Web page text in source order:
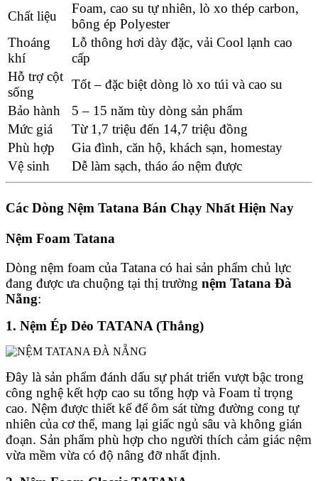
Chất liệu
Foam, cao su tự nhiên, lò xo thép carbon,
bông ép Polyester
Thoáng
khí
Lỗ thông hơi dày đặc, vải Cool lạnh cao
cấp
Hỗ trợ cột
sống
Tốt – đặc biệt dòng lò xo túi và cao su
Bảo hành
5 – 15 năm tùy dòng sản phẩm
Mức giá
Từ 1,7 triệu đến 14,7 triệu đồng
Phù hợp
Gia đình, căn hộ, khách sạn, homestay
Vệ sinh
Dễ làm sạch, tháo áo nệm được
Các Dòng Nệm Tatana Bán Chạy Nhất Hiện Nay
Nệm Foam Tatana
Dòng nệm foam của Tatana có hai sản phẩm chủ lực
đang được ưa chuộng tại thị trường nệm Tatana Đà
Nẵng:
1. Nệm Ép Dẻo TATANA (Thẳng)
Đây là sản phẩm đánh dấu sự phát triển vượt bậc trong
công nghệ kết hợp cao su tổng hợp và Foam tỉ trọng
cao. Nệm được thiết kế để ôm sát từng đường cong tự
nhiên của cơ thể, mang lại giấc ngủ sâu và không gián
đoạn. Sản phẩm phù hợp cho người thích cảm giác nệm
vừa mềm vừa có độ nâng đỡ nhất định.